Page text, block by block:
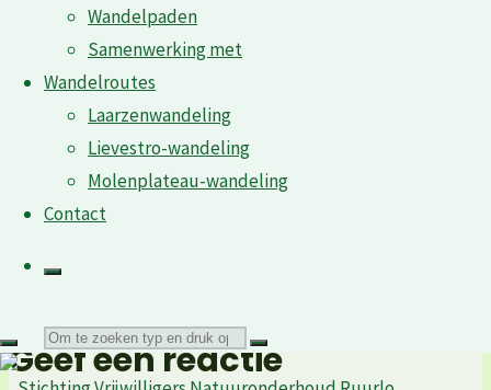
Wandelpaden
Samenwerking met
Wandelroutes
Laarzenwandeling
Lievestro-wandeling
Molenplateau-wandeling
Contact
Zoeken
03. 20240522 Bramen
verwijderen Karsendiek,
aanvang; Peter
Volledige
2560 × 1440pixels
Volgende afbeelding
Geef een reactie